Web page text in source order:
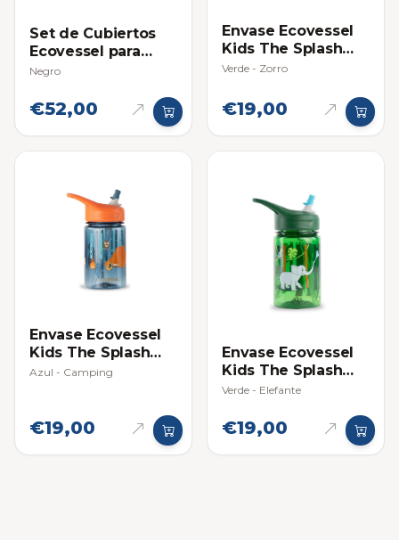
Set de Cubiertos
Ecovessel para
Viajero
Negro
€52,00
Envase Ecovessel
Kids The Splash
12oz (354ml)
Verde - Zorro
€19,00
Envase Ecovessel
Kids The Splash
12oz (354ml)
Azul - Camping
€19,00
Envase Ecovessel
Kids The Splash
12oz (354ml)
Verde - Elefante
€19,00